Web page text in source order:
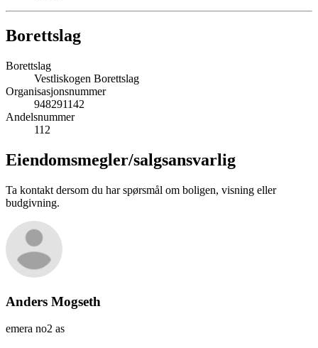
Borettslag
Borettslag
Vestliskogen Borettslag
Organisasjonsnummer
948291142
Andelsnummer
112
Eiendomsmegler/salgsansvarlig
Ta kontakt dersom du har spørsmål om boligen, visning eller
budgivning.
Anders Mogseth
emera no2 as